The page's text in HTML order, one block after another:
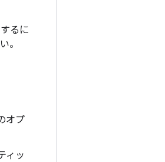
るに
。
オプ
ィッ